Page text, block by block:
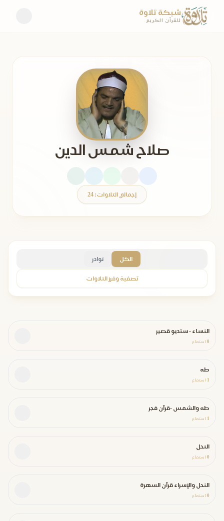
شبكة تلاوة
للقرآن الكريم
صلاح شمس الدين
إجمالي التلاوات: 24
الكل نوادر
تصفية وفرز التلاوات
النساء - ستديو قصير
0 استماع
طه
1 استماع
طه والشمس -قرآن فجر
1 استماع
النحل
0 استماع
النحل والإسراء قرآن السهرة
0 استماع